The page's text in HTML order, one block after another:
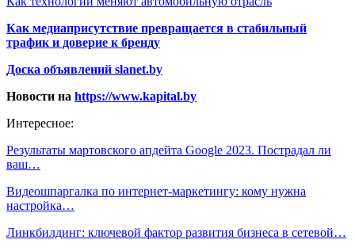
Как медиаприсутствие превращается в стабильный
трафик и доверие к бренду
Доска объявлений slanet.by
Новости на https://www.kapital.by
Интересное:
Результаты мартовского апдейта Google 2023. Пострадал ли
ваш…
Видеошпаргалка по интернет-маркетингу: кому нужна
настройка…
Линкбилдинг: ключевой фактор развития бизнеса в сетевой…